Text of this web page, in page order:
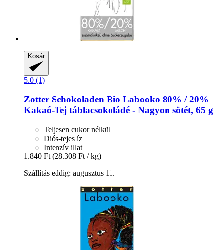
Kosár
5.0 (1)
Zotter Schokoladen Bio Labooko 80% / 20%
Kakaó-​Tej táblacsokoládé -​ Nagyon sötét, 65 g
Teljesen cukor nélkül
Diós-tejes íz
Intenzív illat
1.840 Ft (28.308 Ft / kg)
Szállítás eddig: augusztus 11.